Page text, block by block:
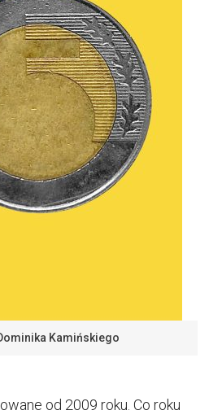
Kamińskiego
od 2009 roku. Co roku